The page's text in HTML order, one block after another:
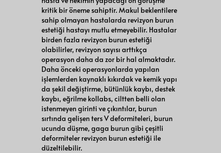
kritik bir öneme sahiptir. Makul beklentilere
sahip olmayan hastalarda revizyon burun
estetiği hastayı mutlu etmeyebilir. Hastalar
birden fazla revizyon burun estetiği
olabilirler, revizyon sayısı arttıkça
operasyon daha da zor bir hal almaktadır.
Daha önceki operasyonlarda yapılan
işlemlerden kaynaklı kıkırdak ve kemik yapı
da şekil değiştirme, bütünlük kaybı, destek
kaybı, eğrilme kollabs, ciltten belli olan
istenmeyen girinti ve çıkıntılar, burun
sırtında gelişen ters V deformiteleri, burun
ucunda düşme, gaga burun gibi çeşitli
deformiteler revizyon burun estetiği ile
düzeltilebilir.